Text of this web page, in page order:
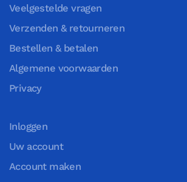
Veelgestelde vragen
Verzenden & retourneren
Bestellen & betalen
Algemene voorwaarden
Privacy
Inloggen
Uw account
Account maken